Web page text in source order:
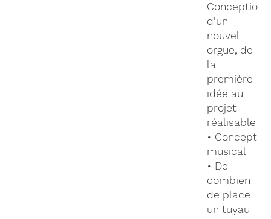
Conception
d’un
nouvel
orgue, de
la
première
idée au
projet
réalisable
• Concept
musical
• De
combien
de place
un tuyau